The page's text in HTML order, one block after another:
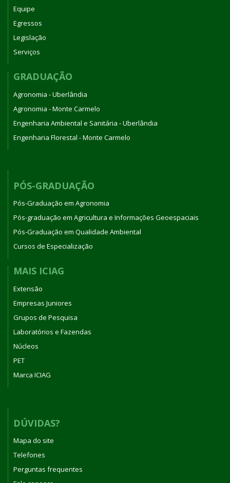
Equipe
Egressos
Legislação
Serviços
GRADUAÇÃO
Agronomia - Uberlândia
Agronomia - Monte Carmelo
Engenharia Ambiental e Sanitária - Uberlândia
Engenharia Florestal - Monte Carmelo
PÓS-GRADUAÇÃO
Pós-Graduação em Agronomia
Pós-graduação em Agricultura e Informações Geoespaciais
Pós-Graduação em Qualidade Ambiental
Cursos de Especialização
MAIS ICIAG
Extensão
Empresas Juniores
Grupos de Pesquisa
Laboratórios e Fazendas
Núcleos
PET
Marca ICIAG
DÚVIDAS?
Mapa do site
Telefones
Perguntas frequentes